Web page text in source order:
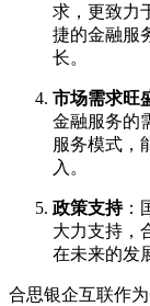
求，更致力
捷的金融服
长。
市场需求旺
金融服务的
服务模式，
入。
政策支持：
大力支持，
在未来的发
合思银企互联作